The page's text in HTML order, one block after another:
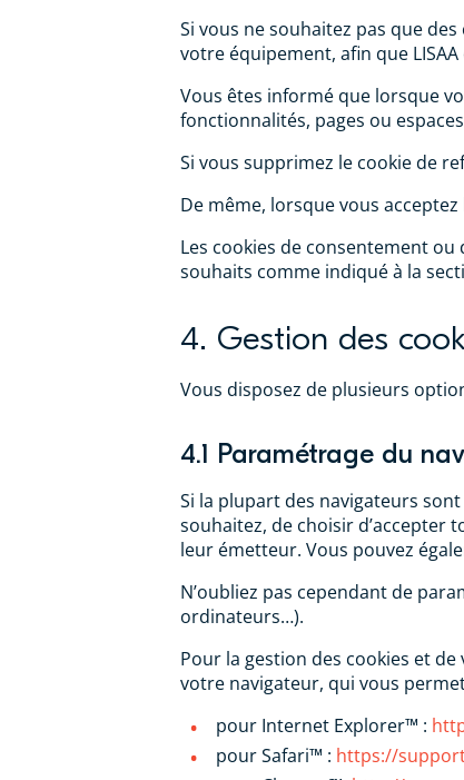
Si vous ne souhaitez pas que
votre équipement, afin que
Vous êtes informé que lorsque
fonctionnalités, pages ou
Si vous supprimez le cookie de
De même, lorsque vous
Les cookies de consentement
souhaits comme indiqué à la
4. Gestion des
Vous disposez de plusieurs
4.1 Paramétrage du
Si la plupart des navigateurs
souhaitez, de choisir d’accepter
leur émetteur. Vous pouvez
N’oubliez pas cependant de
ordinateurs…).
Pour la gestion des cookies et
votre navigateur, qui vous
pour Internet Explorer™ :
pour Safari™ : https://